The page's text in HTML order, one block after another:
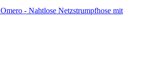
Omero - Nahtlose Netzstrumpfhose mit